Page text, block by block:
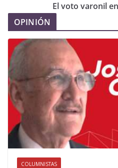
El voto varonil
OPINIÓN
COLUMNISTAS